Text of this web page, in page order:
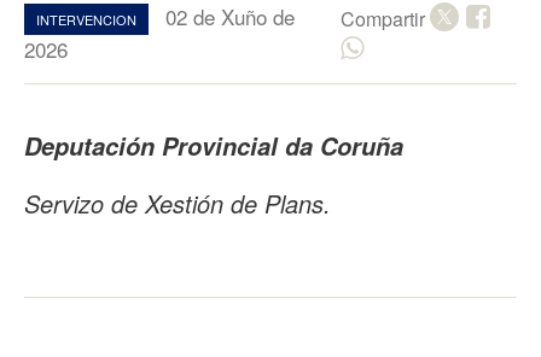
INTERVENCION
02 de Xuño de
2026
Compartir
Deputación Provincial da Coruña
Servizo de Xestión de Plans.